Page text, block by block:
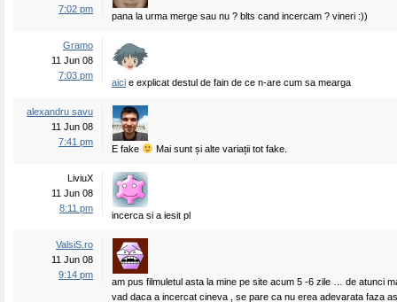
7:02 pm
pana la urma merge sau nu ? blts cand incercam ? vineri :))
Gramo
11 Jun 08
7:03 pm
aici e explicat destul de fain de ce n-are cum sa mearga
alexandru savu
11 Jun 08
7:41 pm
E fake Mai sunt și alte variații tot fake.
LiviuX
11 Jun 08
8:11 pm
incerca si a iesit pl
ValsiS.ro
11 Jun 08
9:14 pm
am pus filmuletul asta la mine pe site acum 5 -6 zile … de atunci
vad daca a incercat cineva , se pare ca nu erea adevarata faza